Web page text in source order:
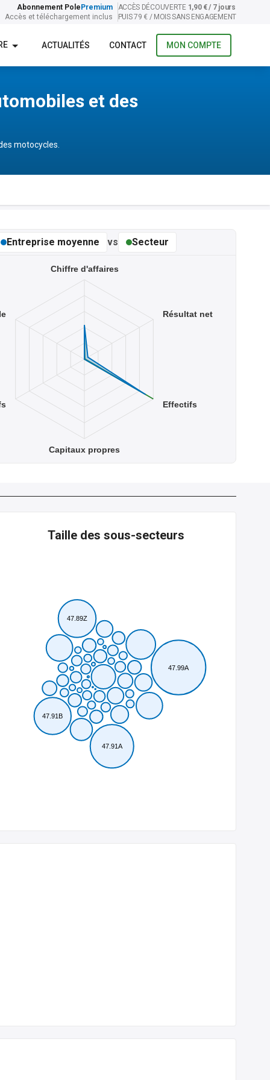
Abonnement Pole Premium
Accès et téléchargement inclus
ACCÈS DÉCOUVERTE 1,90 € / 7 jours
PUIS 79 € / MOIS SANS ENGAGEMENT
ACTUALITÉS CONTACT MON COMPTE
et des
motocycles.
Entreprise moyenne vs Secteur
Chiffre d'affaires
Résultat net
Effectifs
Capitaux propres
Taille des sous-secteurs
47.89Z
47.91A
47.91B
47.99A